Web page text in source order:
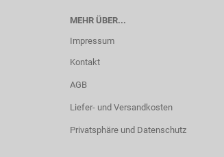
MEHR ÜBER...
Impressum
Kontakt
AGB
Liefer- und Versandkosten
Privatsphäre und Datenschutz